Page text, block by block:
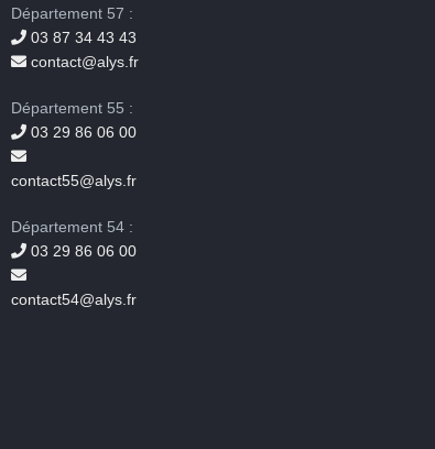
Département 57 :
03 87 34 43 43
contact@alys.fr
Département 55 :
03 29 86 06 00
contact55@alys.fr
Département 54 :
03 29 86 06 00
contact54@alys.fr